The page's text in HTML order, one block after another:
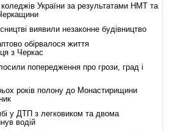
України за результатами НМТ та
виявили незаконне будівництво
обірвалося життя
з Черкас
попередження про грози, град і
років полону до Монастирищини
у ДТП з легковиком та двома
водій